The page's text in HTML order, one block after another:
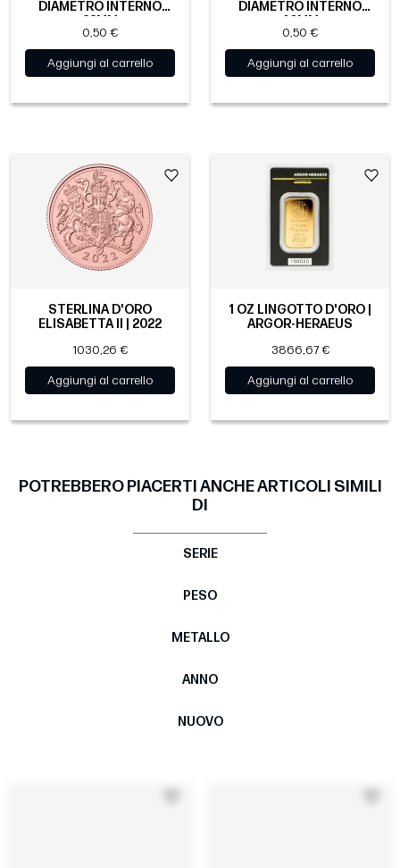
DIAMETRO INTERNO
33MM
0,50 €
Aggiungi al carrello
DIAMETRO INTERNO
40MM
0,50 €
Aggiungi al carrello
STERLINA D'ORO
ELISABETTA II | 2022
1030,26 €
Aggiungi al carrello
1 OZ LINGOTTO D'ORO |
ARGOR-HERAEUS
3866,67 €
Aggiungi al carrello
POTREBBERO PIACERTI ANCHE ARTICOLI SIMILI
DI
SERIE
PESO
METALLO
ANNO
NUOVO